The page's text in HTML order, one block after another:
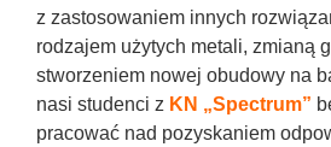
z zastosowaniem innych
rodzajem użytych metali, zmianą
stworzeniem nowej obudowy na
nasi studenci z KN „Spectrum”
pracować nad pozyskaniem